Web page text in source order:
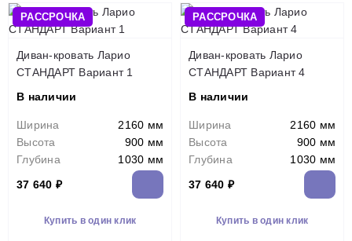
РАССРОЧКА
Диван-кровать Ларио
СТАНДАРТ Вариант 1
В наличии
Ширина
2160 мм
Высота
900 мм
Глубина
1030 мм
37 640 ₽
Купить в один клик
РАССРОЧКА
Диван-кровать Ларио
СТАНДАРТ Вариант 4
В наличии
Ширина
2160 мм
Высота
900 мм
Глубина
1030 мм
37 640 ₽
Купить в один клик